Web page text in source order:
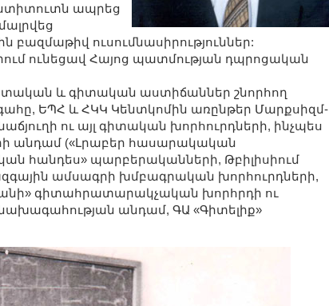
ապրեց
ուսումնասիրություններ:
ունեցավ Հայոց պատմության դպրոցական
և գիտական աստիճաններ շնորհող
ԵՊՀ և ՀԿԿ Կենտկոմին առընթեր Մարքսիզմ-
ու այլ գիտական խորհուրդների, ինչպես
անդամ («Լրաբեր հասարակական
հանդես» պարբերականների, Թբիլիսիում
ամսագրի խմբագրական խորհուրդների,
գիտահրատարակչական խորհրդի ու
անդամ, ԳԱ «Գիտելիք»